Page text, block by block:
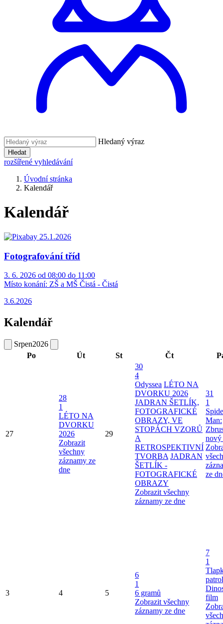
Hledaný výraz
Hledat
rozšířené vyhledávání
Úvodní stránka
Kalendář
Kalendář
Fotografování tříd
3. 6. 2026 od 08:00 do 11:00
Místo konání: ZŠ a MŠ Čistá - Čistá
3.6.2026
Kalendář
Srpen2026
Po
Út St Čt
27
28
1
LÉTO NA
DVORKU
2026
Zobrazit
všechny
záznamy ze
dne
29
30
4
Odyssea LÉTO NA
DVORKU 2026
JADRAN ŠETLÍK,
FOTOGRAFICKÉ
OBRAZY, VE
STOPÁCH VZORŮ
A
RETROSPEKTIVNÍ
TVORBA JADRAN
ŠETLÍK -
FOTOGRAFICKÉ
OBRAZY
Zobrazit všechny
záznamy ze dne
31
1
Man:
nový
ze
3 4 5
6
1
6 gramů
Zobrazit všechny
záznamy ze dne
7
1
film